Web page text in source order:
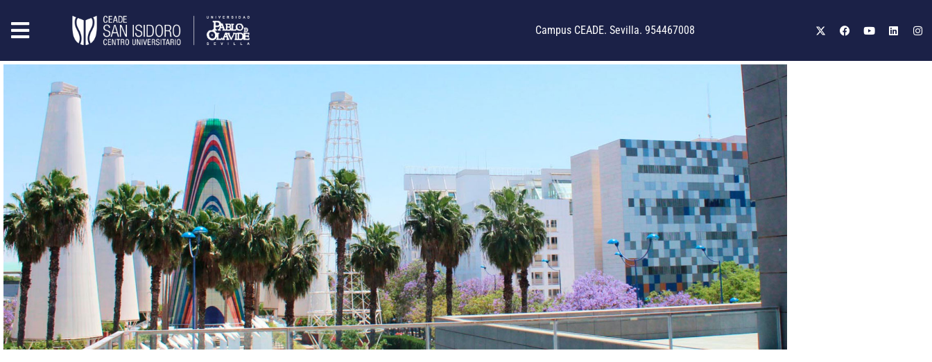
Campus CEADE. Sevilla. 954467008